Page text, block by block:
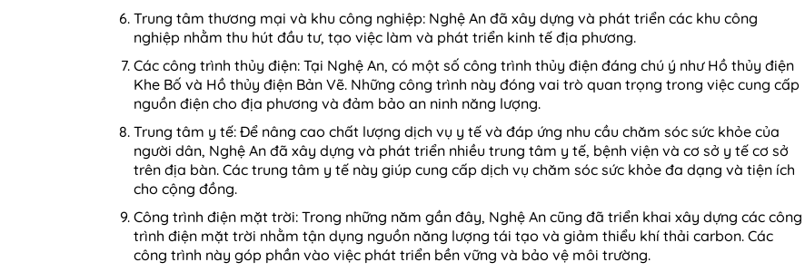
Trung tâm thương mại và khu công nghiệp: Nghệ An đã xây dựng và phát triển các khu công
nghiệp nhằm thu hút đầu tư, tạo việc làm và phát triển kinh tế địa phương.
Các công trình thủy điện: Tại Nghệ An, có một số công trình thủy điện đáng chú ý như Hồ thủy điện
Khe Bố và Hồ thủy điện Bản Vẽ. Những công trình này đóng vai trò quan trọng trong việc cung cấp
nguồn điện cho địa phương và đảm bảo an ninh năng lượng.
Trung tâm y tế: Để nâng cao chất lượng dịch vụ y tế và đáp ứng nhu cầu chăm sóc sức khỏe của
người dân, Nghệ An đã xây dựng và phát triển nhiều trung tâm y tế, bệnh viện và cơ sở y tế cơ sở
trên địa bàn. Các trung tâm y tế này giúp cung cấp dịch vụ chăm sóc sức khỏe đa dạng và tiện ích
cho cộng đồng.
Công trình điện mặt trời: Trong những năm gần đây, Nghệ An cũng đã triển khai xây dựng các công
trình điện mặt trời nhằm tận dụng nguồn năng lượng tái tạo và giảm thiểu khí thải carbon. Các
công trình này góp phần vào việc phát triển bền vững và bảo vệ môi trường.